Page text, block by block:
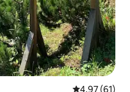
คะแนนเฉลี่ย
4.97 (61)